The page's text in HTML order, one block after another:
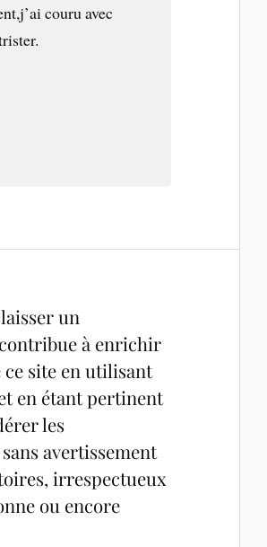
couru avec
un
à enrichir
ce site en utilisant
en étant pertinent
les
avertissement
irrespectueux
ou encore